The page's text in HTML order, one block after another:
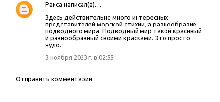
К
о
а
Раиса написал(а)…
Здесь действительно много интересных
представителей морской стихии, а разнообразие
подводного мира. Подводный мир такой красивый
и разнообразный своими красками. Это просто
чудо.
3 ноября 2023 г. в 02:55
Отправить комментарий